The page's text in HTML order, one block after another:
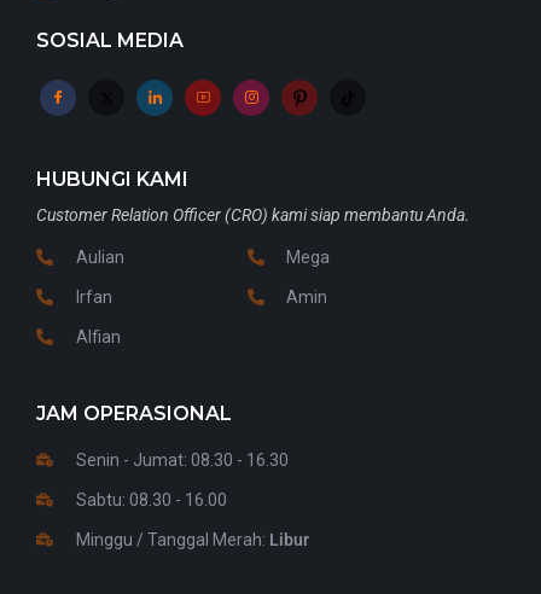
SOSIAL MEDIA
HUBUNGI KAMI
Customer Relation Officer (CRO) kami siap membantu Anda.
Aulian
Irfan
Alfian
Mega
Amin
JAM OPERASIONAL
Senin - Jumat: 08.30 - 16.30
Sabtu: 08.30 - 16.00
Minggu / Tanggal Merah: Libur